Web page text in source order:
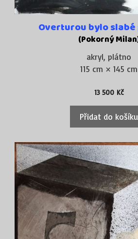
Overturou bylo
(Pokorný
akryl, plátno
115 cm × 145 cm
13 500 Kč
Přidat do košíku